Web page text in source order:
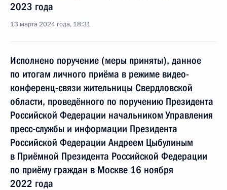
2023 года
13 марта 2024 года, 18:31
Исполнено поручение (меры приняты), данное
по итогам личного приёма в режиме видео-
конференц-связи жительницы Свердловской
области, проведённого по поручению Президента
Российской Федерации начальником Управления
пресс-службы и информации Президента
Российской Федерации Андреем Цыбулиным
в Приёмной Президента Российской Федерации
по приёму граждан в Москве 16 ноября
2022 года